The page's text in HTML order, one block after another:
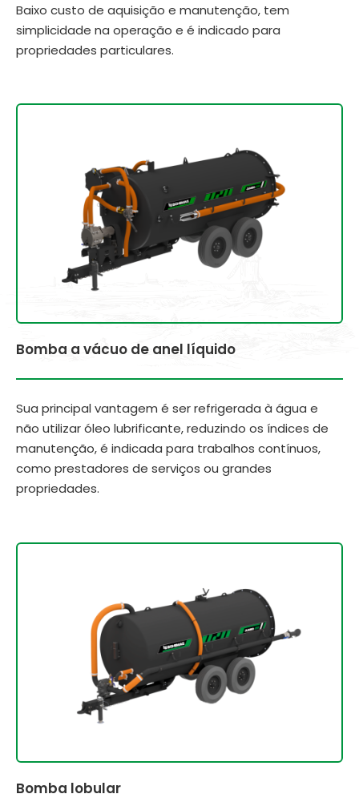
Baixo custo de aquisição e manutenção, tem
simplicidade na operação e é indicado para
propriedades particulares.
Bomba a vácuo de anel líquido
Sua principal vantagem é ser refrigerada à água e
não utilizar óleo lubrificante, reduzindo os índices de
manutenção, é indicada para trabalhos contínuos,
como prestadores de serviços ou grandes
propriedades.
Bomba lobular